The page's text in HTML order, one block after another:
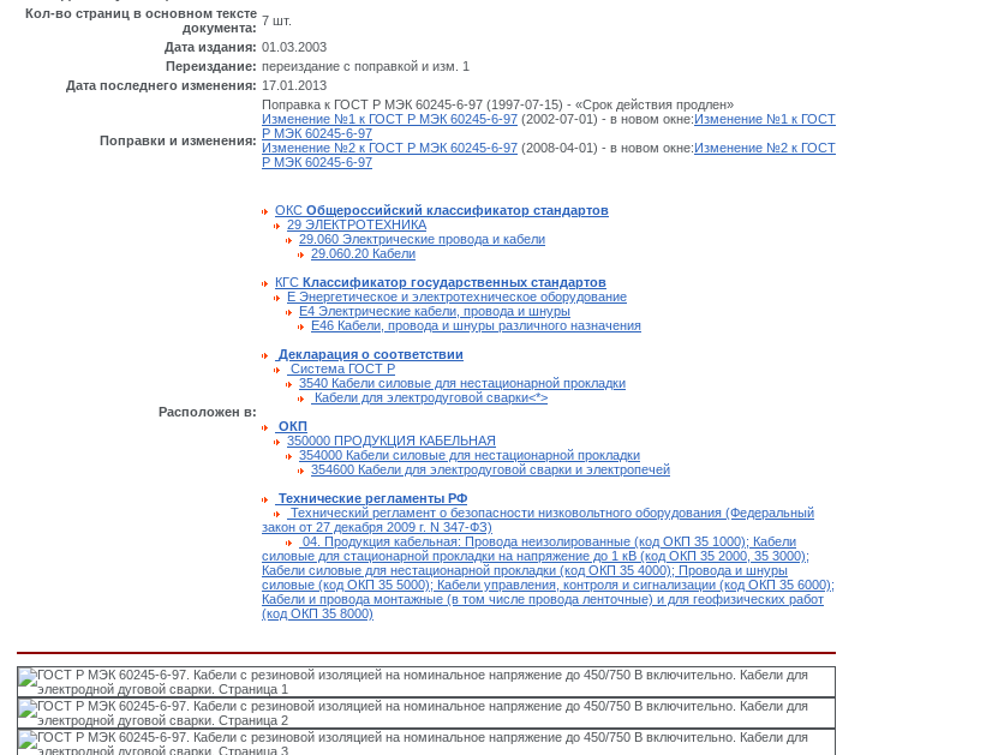
Кол-во страниц в основном тексте
документа: 7 шт.
Дата издания: 01.03.2003
Переиздание: переиздание с поправкой и изм. 1
Дата последнего изменения: 17.01.2013
Поправки и изменения:
Поправка к ГОСТ Р МЭК 60245-6-97 (1997-07-15) - «Срок действия продлен»
Изменение №1 к ГОСТ Р МЭК 60245-6-97 (2002-07-01) - в новом окне: Изменение №1 к ГОСТ
Р МЭК 60245-6-97
Изменение №2 к ГОСТ Р МЭК 60245-6-97 (2008-04-01) - в новом окне: Изменение №2 к ГОСТ
Р МЭК 60245-6-97
Расположен в:
ОКС Общероссийский классификатор стандартов
29 ЭЛЕКТРОТЕХНИКА
29.060 Электрические провода и кабели
29.060.20 Кабели
КГС Классификатор государственных стандартов
Е Энергетическое и электротехническое оборудование
Е4 Электрические кабели, провода и шнуры
Е46 Кабели, провода и шнуры различного назначения
Декларация о соответствии
Cистема ГОСТ Р
3540 Кабели силовые для нестационарной прокладки
Кабели для электродуговой сварки<*>
ОКП
350000 ПРОДУКЦИЯ КАБЕЛЬНАЯ
354000 Кабели силовые для нестационарной прокладки
354600 Кабели для электродуговой сварки и электропечей
Технические регламенты РФ
Технический регламент о безопасности низковольтного оборудования (Федеральный
закон от 27 декабря 2009 г. N 347-ФЗ)
04. Продукция кабельная: Провода неизолированные (код ОКП 35 1000); Кабели
силовые для стационарной прокладки на напряжение до 1 кВ (код ОКП 35 2000, 35 3000);
Кабели силовые для нестационарной прокладки (код ОКП 35 4000); Провода и шнуры
силовые (код ОКП 35 5000); Кабели управления, контроля и сигнализации (код ОКП 35 6000);
Кабели и провода монтажные (в том числе провода ленточные) и для геофизических работ
(код ОКП 35 8000)